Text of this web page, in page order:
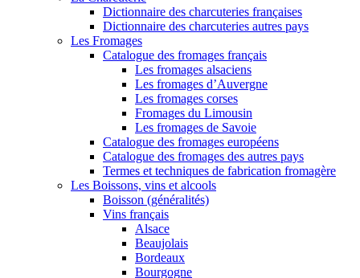
Dictionnaire des charcuteries françaises
Dictionnaire des charcuteries autres pays
Les Fromages
Catalogue des fromages français
Les fromages alsaciens
Les fromages d’Auvergne
Les fromages corses
Fromages du Limousin
Les fromages de Savoie
Catalogue des fromages européens
Catalogue des fromages des autres pays
Termes et techniques de fabrication fromagère
Les Boissons, vins et alcools
Boisson (généralités)
Vins français
Alsace
Beaujolais
Bordeaux
Bourgogne